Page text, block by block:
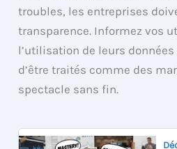
troubles, les entreprises
transparence. Informez vos
l’utilisation de leurs
d’être traités comme des
spectacle sans fin.